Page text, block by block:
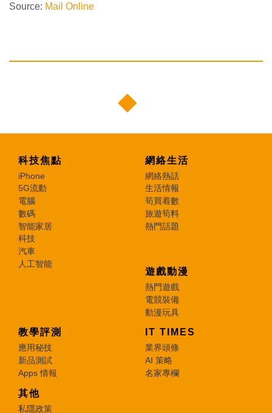
Source: Mail Online
科技焦點
iPhone
5G流動
電腦
數碼
智能家居
科技
汽車
人工智能
網絡生活
網絡熱話
生活情報
筍買着數
旅遊筍料
熱門話題
遊戲動漫
熱門遊戲
電競裝備
動漫玩具
教學評測
應用秘技
新品測試
Apps 情報
IT TIMES
業界頭條
AI 策略
名家專欄
其他
私隱政策